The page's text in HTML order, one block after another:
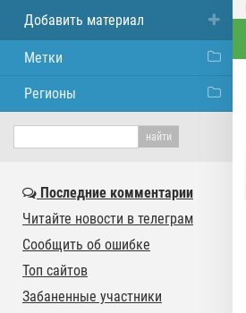
Добавить материал
Метки
Регионы
Последние комментарии
Читайте новости в телеграм
Сообщить об ошибке
Топ сайтов
Забаненные участники